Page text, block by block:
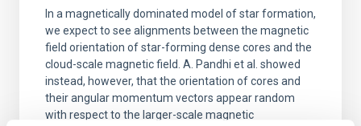
In a magnetically dominated model of star formation,
we expect to see alignments between the magnetic
field orientation of star-forming dense cores and the
cloud-scale magnetic field. A. Pandhi et al. showed
instead, however, that the orientation of cores and
their angular momentum vectors appear random
with respect to the larger-scale magnetic